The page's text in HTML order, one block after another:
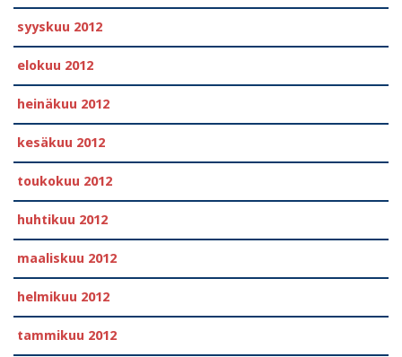
syyskuu 2012
elokuu 2012
heinäkuu 2012
kesäkuu 2012
toukokuu 2012
huhtikuu 2012
maaliskuu 2012
helmikuu 2012
tammikuu 2012